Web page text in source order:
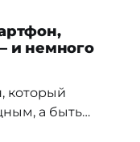
и немного
который
а быть